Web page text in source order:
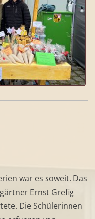
war es soweit. Das
Ernst Grefig
Die Schülerinnen